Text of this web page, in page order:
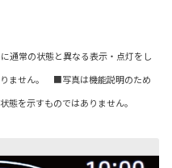
通常の状態と異なる表示・点灯をし
りません。 ■写真は機能説明のため
態を示すものではありません。